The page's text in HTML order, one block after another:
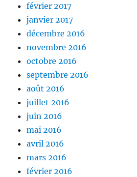
février 2017
janvier 2017
décembre 2016
novembre 2016
octobre 2016
septembre 2016
août 2016
juillet 2016
juin 2016
mai 2016
avril 2016
mars 2016
février 2016